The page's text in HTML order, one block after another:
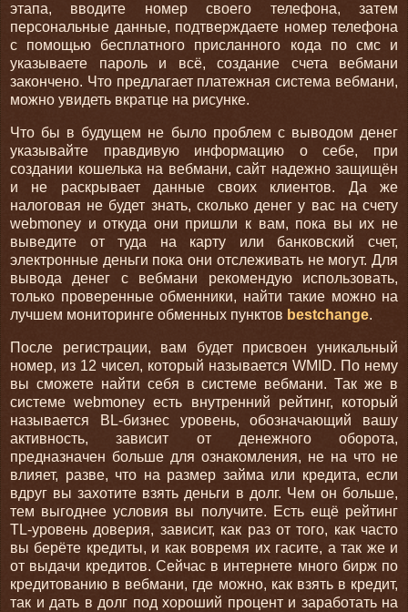
этапа, вводите номер своего телефона, затем
персональные данные, подтверждаете номер телефона
с помощью бесплатного присланного кода по смс и
указываете пароль и всё, создание счета вебмани
закончено. Что предлагает платежная система вебмани,
можно увидеть вкратце на рисунке.
Что бы в будущем не было проблем с выводом денег
указывайте правдивую информацию о себе, при
создании кошелька на вебмани, сайт надежно защищён
и не раскрывает данные своих клиентов. Да же
налоговая не будет знать, сколько денег у вас на счету
webmoney и откуда они пришли к вам, пока вы их не
выведите от туда на карту или банковский счет,
электронные деньги пока они отслеживать не могут. Для
вывода денег с вебмани рекомендую использовать,
только проверенные обменники, найти такие можно на
лучшем мониторинге обменных пунктов bestchange.
После регистрации, вам будет присвоен уникальный
номер, из 12 чисел, который называется WMID. По нему
вы сможете найти себя в системе вебмани. Так же в
системе webmoney есть внутренний рейтинг, который
называется BL-бизнес уровень, обозначающий вашу
активность, зависит от денежного оборота,
предназначен больше для ознакомления, не на что не
влияет, разве, что на размер займа или кредита, если
вдруг вы захотите взять деньги в долг. Чем он больше,
тем выгоднее условия вы получите. Есть ещё рейтинг
TL-уровень доверия, зависит, как раз от того, как часто
вы берёте кредиты, и как вовремя их гасите, а так же и
от выдачи кредитов. Сейчас в интернете много бирж по
кредитованию в вебмани, где можно, как взять в кредит,
так и дать в долг под хороший процент и заработать на